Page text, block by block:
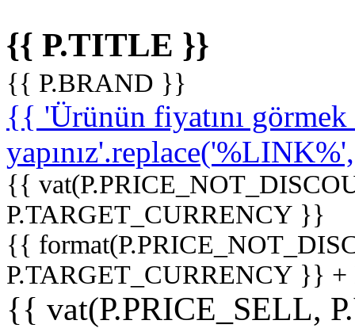
{{ P.TITLE }}
{{ P.BRAND }}
{{ 'Ürünün fiyatını
{{
P.TARGET_CURRENCY }}
{{
P.TARGET_CURRENCY }}
{{ vat(P.PRICE_SELL,